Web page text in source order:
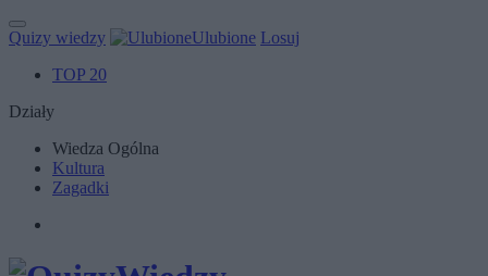
Quizy wiedzy Ulubione Losuj
TOP 20
Działy
Wiedza Ogólna
Kultura
Zagadki